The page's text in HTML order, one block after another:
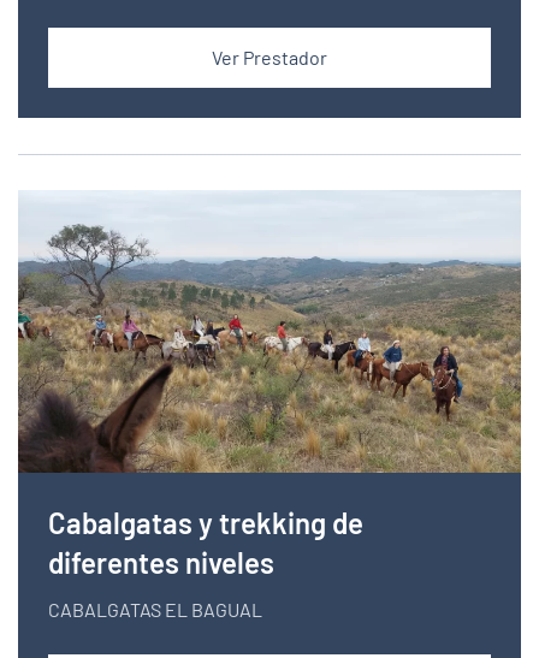
Ver Prestador
Cabalgatas y trekking de
diferentes niveles
CABALGATAS EL BAGUAL